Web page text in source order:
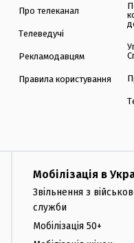
Про телеканал
Телеведучі
Рекламодавцям
Правила користування
Мобілізація в
Звільнення з
служби
Мобілізація 50+